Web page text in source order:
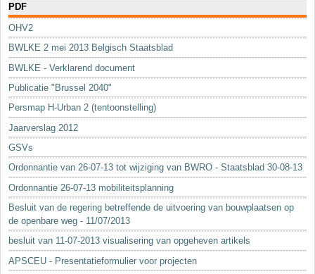
Stedenbouwkundige vergunning
Cartografie
Studies en publicaties
Sleutelwoorden
Stedenbouwkundige inlichtingen
PDF
OHV2
BWLKE 2 mei 2013 Belgisch Staatsblad
BWLKE - Verklarend document
Publicatie "Brussel 2040"
Persmap H-Urban 2 (tentoonstelling)
Jaarverslag 2012
GSVs
Ordonnantie van 26-07-13 tot wijziging van BWRO - Staatsblad 30-08-13
Ordonnantie 26-07-13 mobiliteitsplanning
Besluit van de regering betreffende de uitvoering van bouwplaatsen op
de openbare weg - 11/07/2013
besluit van 11-07-2013 visualisering van opgeheven artikels
APSCEU - Presentatieformulier voor projecten